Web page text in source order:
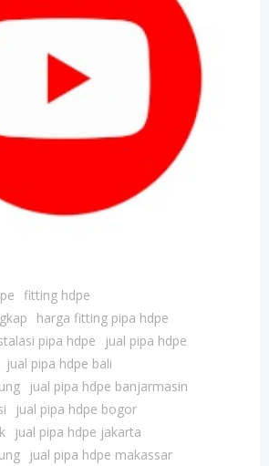
fitting hdpe
harga fitting pipa hdpe
pipa hdpe
jual pipa hdpe
jual pipa hdpe bali
jual pipa hdpe banjarmasin
jual pipa hdpe bogor
jual pipa hdpe jakarta
jual pipa hdpe makassar